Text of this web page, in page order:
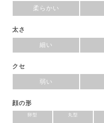
柔らかい
太さ
細い
クセ
弱い
顔の形
卵型 丸型